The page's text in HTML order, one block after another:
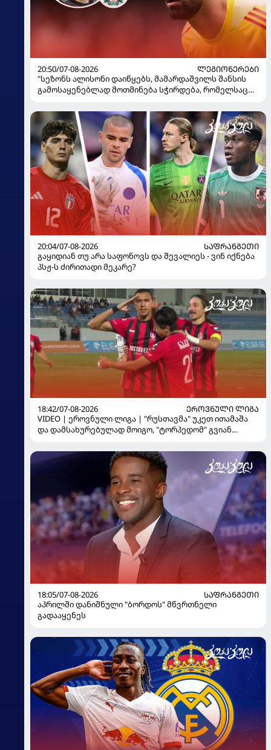
20:50/07-08-2026
ᲚᲔᲒᲘᲝᲜᲔᲠᲔᲑᲘ
"სეზონს ალისონი დაიწყებს, მამარდაშვილს შანსის
გამოსაყენებლად მოთმინება სჭირდება, რომელსაც
ყოფილმა მეკარემ
20:04/07-08-2026
ᲡᲐᲤᲠᲐᲜᲒᲔᲗᲘ
გაყიდიან თუ არა საფონოვს და შევალიეს - ვინ იქნება
პსჟ-ს ძირითადი მეკარე?
18:42/07-08-2026
ᲔᲠᲝᲕᲜᲣᲚᲘ ᲚᲘᲒᲐ
VIDEO | ეროვნული ლიგა | "რუსთავმა" უკეთ ითამაშა
და დამსახურებულად მოიგო, "ტორპედომ" გვიან
18:05/07-08-2026
ᲡᲐᲤᲠᲐᲜᲒᲔᲗᲘ
აპრილში დანიშნული "ბორდოს" მწვრთნელი
გადააყენეს